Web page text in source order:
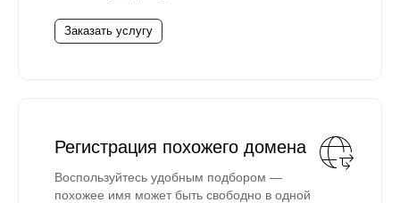
Заказать услугу
Регистрация похожего домена
Воспользуйтесь удобным подбором —
похожее имя может быть свободно в одной